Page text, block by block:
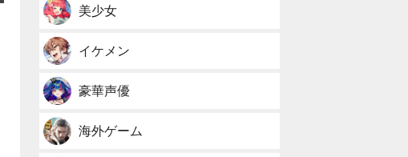
美少女
イケメン
豪華声優
海外ゲーム